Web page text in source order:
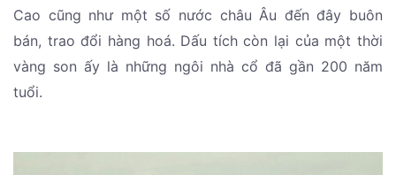
Cao cũng như một số nước châu Âu đến đây buôn
bán, trao đổi hàng hoá. Dấu tích còn lại của một thời
vàng son ấy là những ngôi nhà cổ đã gần 200 năm
tuổi.